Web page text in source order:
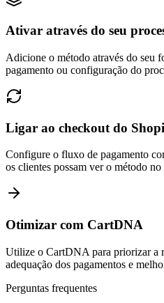
Ativar através do seu
Adicione o método através do seu
pagamento ou configuração do
Ligar ao checkout do
Configure o fluxo de pagamento
os clientes possam ver o método
Otimizar com CartDNA
Utilize o CartDNA para priorizar a
adequação dos pagamentos e
Perguntas frequentes